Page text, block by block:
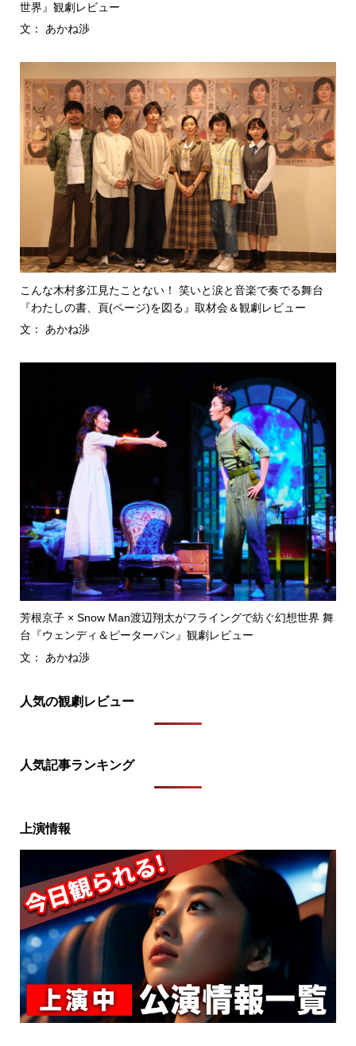
世界』観劇レビュー
文： あかね渉
こんな木村多江見たことない！ 笑いと涙と音楽で奏でる舞台
『わたしの書、頁(ページ)を図る』取材会＆観劇レビュー
文： あかね渉
芳根京子 × Snow Man渡辺翔太がフライングで紡ぐ幻想世界 舞
台『ウェンディ＆ピーターパン』観劇レビュー
文： あかね渉
人気の観劇レビュー
人気記事ランキング
上演情報